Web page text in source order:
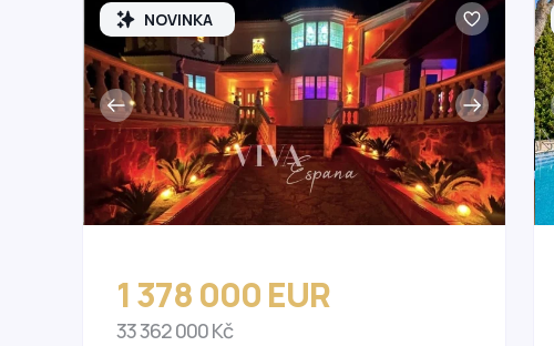
NOVINKA
1 378 000 EUR
33 362 000 Kč